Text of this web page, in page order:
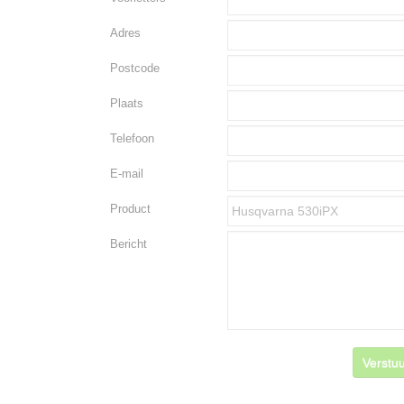
Adres
Postcode
Plaats
Telefoon
E-mail
Product
Bericht